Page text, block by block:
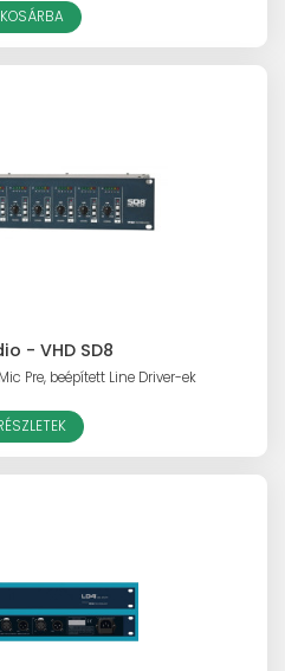
KOSÁRBA
- VHD SD8
Pre, beépített Line Driver-ek